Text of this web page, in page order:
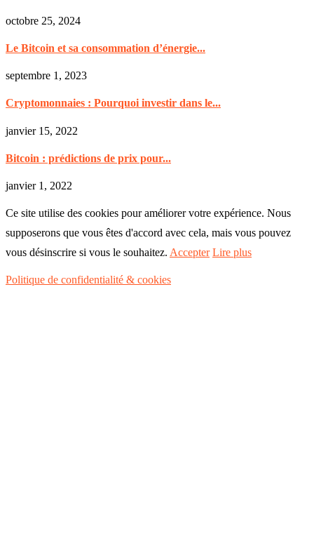
octobre 25, 2024
Le Bitcoin et sa consommation d’énergie...
septembre 1, 2023
Cryptomonnaies : Pourquoi investir dans le...
janvier 15, 2022
Bitcoin : prédictions de prix pour...
janvier 1, 2022
Ce site utilise des cookies pour améliorer votre expérience. Nous
supposerons que vous êtes d'accord avec cela, mais vous pouvez
vous désinscrire si vous le souhaitez. Accepter Lire plus
Politique de confidentialité & cookies